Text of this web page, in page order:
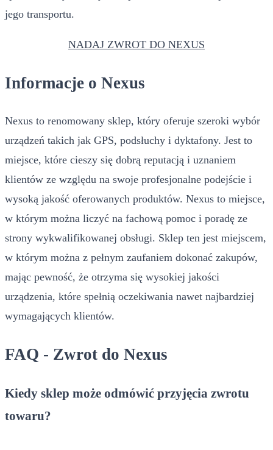
jego transportu.
NADAJ ZWROT DO NEXUS
Informacje o Nexus
Nexus to renomowany sklep, który oferuje szeroki wybór
urządzeń takich jak GPS, podsłuchy i dyktafony. Jest to
miejsce, które cieszy się dobrą reputacją i uznaniem
klientów ze względu na swoje profesjonalne podejście i
wysoką jakość oferowanych produktów. Nexus to miejsce,
w którym można liczyć na fachową pomoc i poradę ze
strony wykwalifikowanej obsługi. Sklep ten jest miejscem,
w którym można z pełnym zaufaniem dokonać zakupów,
mając pewność, że otrzyma się wysokiej jakości
urządzenia, które spełnią oczekiwania nawet najbardziej
wymagających klientów.
FAQ - Zwrot do Nexus
Kiedy sklep może odmówić przyjęcia zwrotu
towaru?